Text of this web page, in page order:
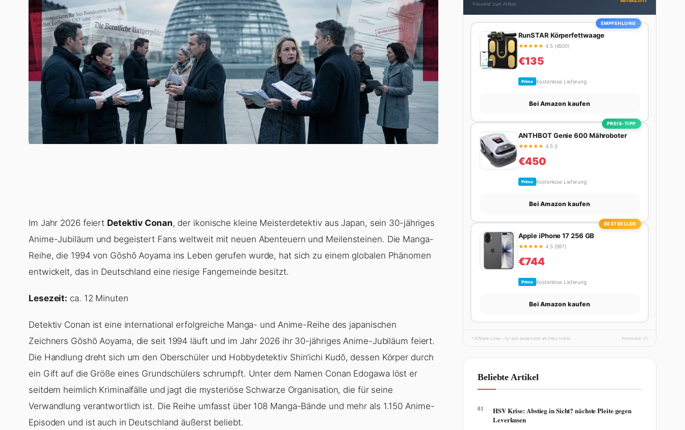
Im Jahr 2026 feiert Detektiv Conan, der ikonische kleine Meisterdetektiv aus Japan, sein 30-jähriges
Anime-Jubiläum und begeistert Fans weltweit mit neuen Abenteuern und Meilensteinen. Die Manga-
Reihe, die 1994 von Gōshō Aoyama ins Leben gerufen wurde, hat sich zu einem globalen Phänomen
entwickelt, das in Deutschland eine riesige Fangemeinde besitzt.
Lesezeit: ca. 12 Minuten
Detektiv Conan ist eine international erfolgreiche Manga- und Anime-Reihe des japanischen
Zeichners Gōshō Aoyama, die seit 1994 läuft und im Jahr 2026 ihr 30-jähriges Anime-Jubiläum feiert.
Die Handlung dreht sich um den Oberschüler und Hobbydetektiv Shin’ichi Kudō, dessen Körper durch
ein Gift auf die Größe eines Grundschülers schrumpft. Unter dem Namen Conan Edogawa löst er
seitdem heimlich Kriminalfälle und jagt die mysteriöse Schwarze Organisation, die für seine
Verwandlung verantwortlich ist. Die Reihe umfasst über 108 Manga-Bände und mehr als 1.150 Anime-
Episoden und ist auch in Deutschland äußerst beliebt.
Passend zum Artikel
EMPFEHLUNG
RunSTAR Körperfettwaage
★★★★★ 4.5 (4500)
€135
Prime Kostenlose Lieferung
Bei Amazon kaufen
PREIS-TIPP
ANTHBOT Genie 600 Mähroboter
★★★★★ 4.5 ()
€450
Prime Kostenlose Lieferung
Bei Amazon kaufen
BESTSELLER
Apple iPhone 17 256 GB
★★★★★ 4.5 (597)
€744
Prime Kostenlose Lieferung
Bei Amazon kaufen
* Affiliate-Links – für dich ändert sich am Preis nichts. fhmonline-21
Beliebte Artikel
01
HSV Krise: Abstieg in Sicht? nächste Pleite gegen
Leverkusen